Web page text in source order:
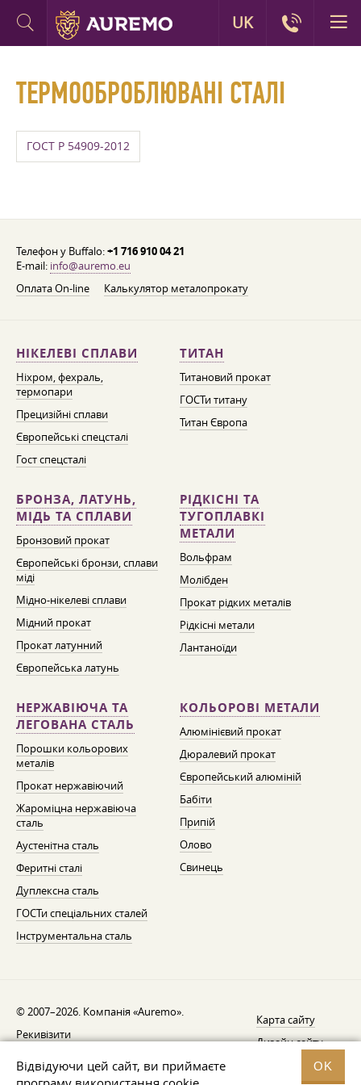
Відвідуючи цей сайт, ви приймаєте
OK
ТЕРМООБРОБЛЮВАНІ СТАЛІ
ГОСТ Р 54909-2012
Телефон у Buffalo:+1 716 910 04 21
E-mail: info@auremo.eu
Оплата On-line
Калькулятор металопрокату
НІКЕЛЕВІ СПЛАВИ
Ніхром, фехраль,
термопари
Прецизійні сплави
Європейські спецсталі
Гост спецсталі
ТИТАН
Титановий прокат
ГОСТи титану
Титан Європа
БРОНЗА, ЛАТУНЬ,
МІДЬ ТА СПЛАВИ
Бронзовий прокат
Європейські бронзи, сплави
міді
Мідно-нікелеві сплави
Мідний прокат
Прокат латунний
Європейська латунь
РІДКІСНІ ТА
ТУГОПЛАВКІ
МЕТАЛИ
Вольфрам
Молібден
Прокат рідких металів
Рідкісні метали
Лантаноїди
НЕРЖАВІЮЧА ТА
ЛЕГОВАНА СТАЛЬ
Порошки кольорових
металів
Прокат нержавіючий
Жароміцна нержавіюча
сталь
Аустенітна сталь
Феритні сталі
Дуплексна сталь
ГОСТи спеціальних сталей
Інструментальна сталь
КОЛЬОРОВІ МЕТАЛИ
Алюмінієвий прокат
Дюралевий прокат
Європейський алюміній
Бабіти
Припій
Олово
Свинець
© 2007–2026. Компанія «Auremo».
Рекивізити
Повідомлення про відкликання
Карта сайту
Дизайн сайту —
UK